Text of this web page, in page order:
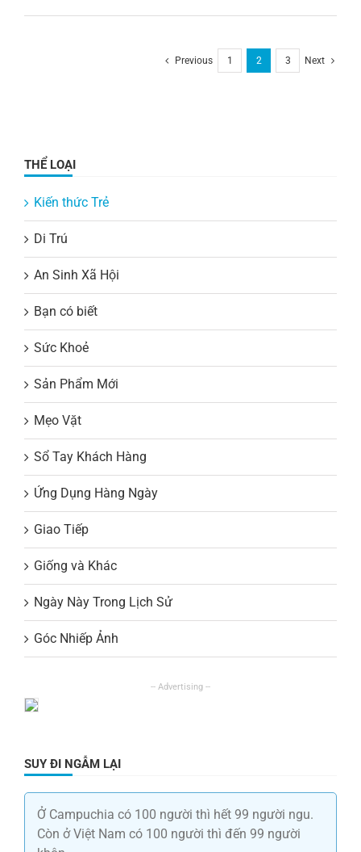
Previous 1 2 3 Next
THỂ LOẠI
Kiến thức Trẻ
Di Trú
An Sinh Xã Hội
Bạn có biết
Sức Khoẻ
Sản Phẩm Mới
Mẹo Vặt
Sổ Tay Khách Hàng
Ứng Dụng Hàng Ngày
Giao Tiếp
Giống và Khác
Ngày Này Trong Lịch Sử
Góc Nhiếp Ảnh
SUY ĐI NGẪM LẠI
Ở Campuchia có 100 người thì hết 99 người ngu.
Còn ở Việt Nam có 100 người thì đến 99 người